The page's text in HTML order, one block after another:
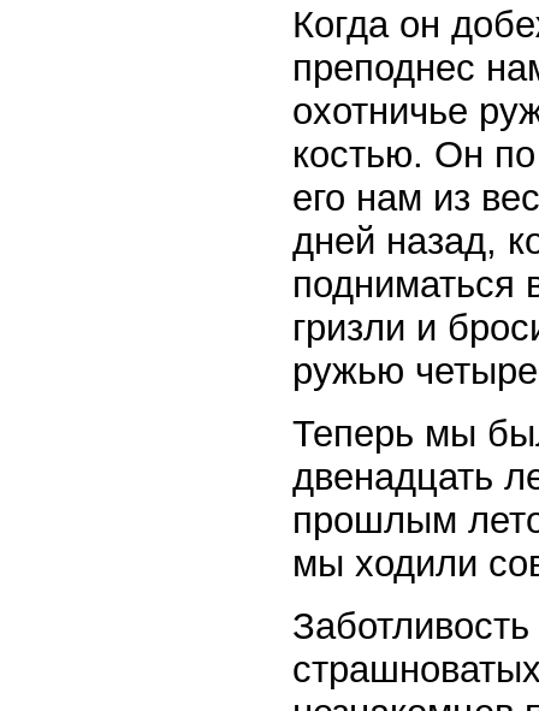
Когда он
преподнес
охотничье
костью. Он
его нам из
дней назад,
подниматься
гризли и
ружью
Теперь мы
двенадцать
прошлым
мы ходили